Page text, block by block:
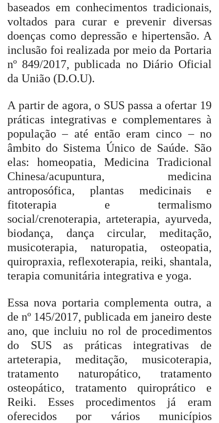
baseados em conhecimentos tradicionais,
voltados para curar e prevenir diversas
doenças como depressão e hipertensão. A
inclusão foi realizada por meio da Portaria
nº 849/2017, publicada no Diário Oficial
da União (D.O.U).
A partir de agora, o SUS passa a ofertar 19
práticas integrativas e complementares à
população – até então eram cinco – no
âmbito do Sistema Único de Saúde. São
elas: homeopatia, Medicina Tradicional
Chinesa/acupuntura, medicina
antroposófica, plantas medicinais e
fitoterapia e termalismo
social/crenoterapia, arteterapia, ayurveda,
biodança, dança circular, meditação,
musicoterapia, naturopatia, osteopatia,
quiropraxia, reflexoterapia, reiki, shantala,
terapia comunitária integrativa e yoga.
Essa nova portaria complementa outra, a
de nº 145/2017, publicada em janeiro deste
ano, que incluiu no rol de procedimentos
do SUS as práticas integrativas de
arteterapia, meditação, musicoterapia,
tratamento naturopático, tratamento
osteopático, tratamento quiroprático e
Reiki. Esses procedimentos já eram
oferecidos por vários municípios